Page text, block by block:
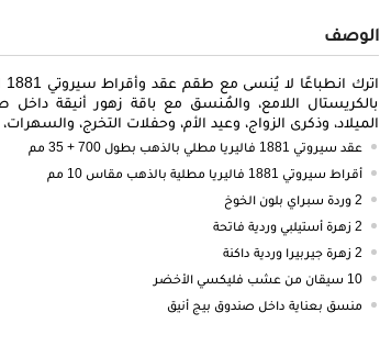
الوصف
بالكريستال اللامع، والمُنسق مع باقة زهور أنيقة داخل
الميلاد، وذكرى الزواج، وعيد الأم، وحفلات التخرج،
عقد سيروتي 1881 فاليريا مطلي بالذهب بطول 700 + 35 مم
أقراط سيروتي 1881 فاليريا مطلية بالذهب مقاس 10 مم
2 وردة سبراي بلون الخوخ
2 زهرة أستيلبي وردية فاتحة
2 زهرة جيربيرا وردية داكنة
10 سيقان من عشب فليكسي الأخضر
منسق بعناية داخل صندوق بيج أنيق